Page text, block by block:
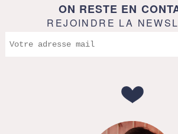
ON RESTE EN
REJOINDRE LA